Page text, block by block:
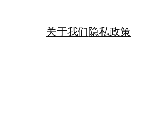
关于我们隐私政策